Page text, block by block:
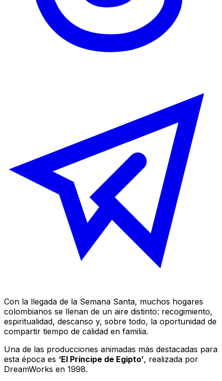
Con la llegada de la Semana Santa, muchos hogares
colombianos se llenan de un aire distinto: recogimiento,
espiritualidad, descanso y, sobre todo, la oportunidad de
compartir tiempo de calidad en familia.
Una de las producciones animadas más destacadas para
esta época es ‘El Príncipe de Egipto’, realizada por
DreamWorks en 1998.